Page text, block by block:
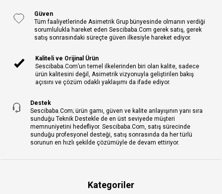
Güven
Tüm faaliyetlerinde Asimetrik Grup bünyesinde olmanın verdiği
sorumlulukla hareket eden Sescibaba.Com gerek satış, gerek
satış sonrasındaki süreçte güven ilkesiyle hareket ediyor.
Kaliteli ve Orijinal Ürün
Sescibaba.Com’un temel ilkelerinden biri olan kalite, sadece
ürün kalitesini değil, Asimetrik vizyonuyla geliştirilen bakış
açısını ve çözüm odaklı yaklaşımı da ifade ediyor.
Destek
Sescibaba.Com; ürün gamı, güven ve kalite anlayışının yanı sıra
sunduğu Teknik Destekle de en üst seviyede müşteri
memnuniyetini hedefliyor. Sescibaba.Com, satış sürecinde
sunduğu profesyonel desteği, satış sonrasında da her türlü
sorunun en hızlı şekilde çözümüyle de devam ettiriyor.
Kategoriler